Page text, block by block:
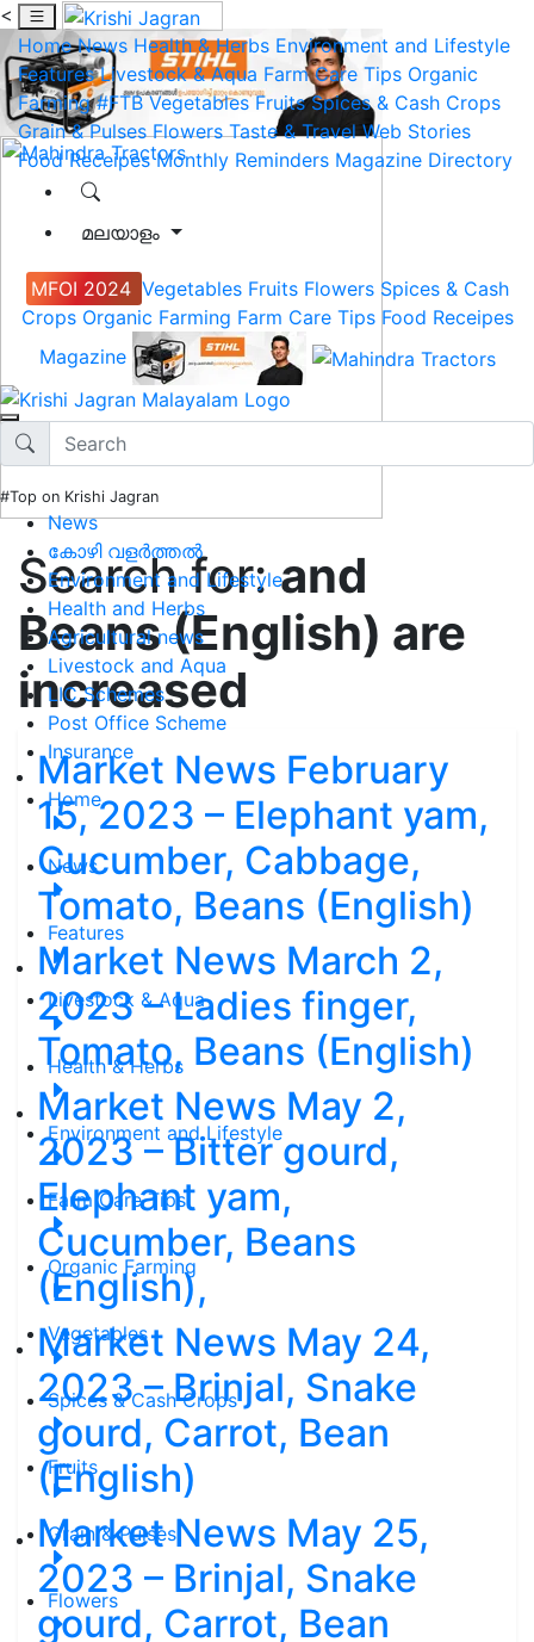
<
Home News Health & Herbs Environment and Lifestyle
Features Livestock & Aqua Farm Care Tips Organic
Farming #FTB Vegetables Fruits Spices & Cash Crops
Grain & Pulses Flowers Taste & Travel Web Stories
Food Receipes Monthly Reminders Magazine Directory
മലയാളം
MFOI 2024 Vegetables Fruits Flowers Spices & Cash
Crops Organic Farming Farm Care Tips Food Receipes
Magazine
#Top on Krishi Jagran
News
കോഴി വളർത്തൽ
Environment and Lifestyle
Health and Herbs
Agricultural news
Livestock and Aqua
LIC Schemes
Post Office Scheme
Insurance
Home
News
Features
Livestock & Aqua
Health & Herbs
Environment and Lifestyle
Farm Care Tips
Organic Farming
Vegetables
Spices & Cash Crops
Fruits
Grain & Pulses
Flowers
Search for:and
Beans (English) are
increased
Market News February
15, 2023 – Elephant yam,
Cucumber, Cabbage,
Tomato, Beans (English)
Market News March 2,
2023 – Ladies finger,
Tomato, Beans (English)
Market News May 2,
2023 – Bitter gourd,
Elephant yam,
Cucumber, Beans
(English),
Market News May 24,
2023 – Brinjal, Snake
gourd, Carrot, Bean
(English)
Market News May 25,
2023 – Brinjal, Snake
gourd, Carrot, Bean